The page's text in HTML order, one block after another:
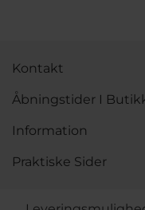
Kontakt
Åbningstider I
Information
Praktiske Sider